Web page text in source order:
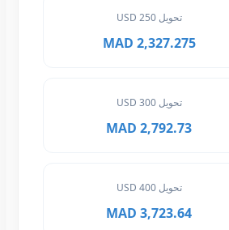
تحويل 250 USD
2,327.275 MAD
تحويل 300 USD
2,792.73 MAD
تحويل 400 USD
3,723.64 MAD